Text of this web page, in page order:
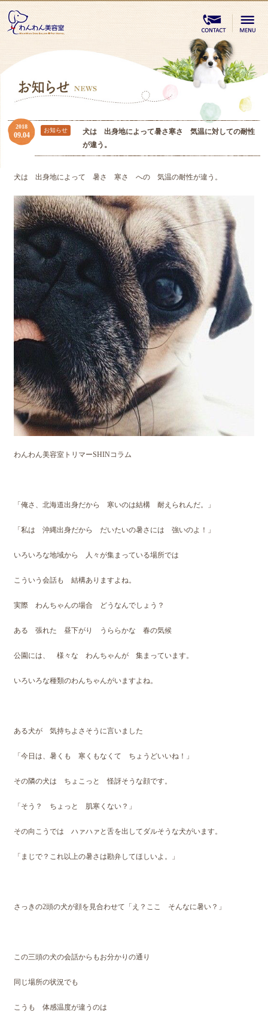
犬は 出身地によって暑さ寒さ 気温に対しての耐性
が違う。
2018
09.04
お知らせ
犬は 出身地によって 暑さ 寒さ への 気温の耐性が違う。
わんわん美容室トリマーSHINコラム
「俺さ、北海道出身だから 寒いのは結構 耐えられんだ。」
「私は 沖縄出身だから だいたいの暑さには 強いのよ！」
いろいろな地域から 人々が集まっている場所では
こういう会話も 結構ありますよね。
実際 わんちゃんの場合 どうなんでしょう？
ある 張れた 昼下がり うららかな 春の気候
公園には、 様々な わんちゃんが 集まっています。
いろいろな種類のわんちゃんがいますよね。
ある犬が 気持ちよさそうに言いました
「今日は、暑くも 寒くもなくて ちょうどいいね！」
その隣の犬は ちょこっと 怪訝そうな顔です。
「そう？ ちょっと 肌寒くない？」
その向こうでは ハァハァと舌を出してダルそうな犬がいます。
「まじで？これ以上の暑さは勘弁してほしいよ。」
さっきの2頭の犬が顔を見合わせて「え？ここ そんなに暑い？」
この三頭の犬の会話からもお分かりの通り
同じ場所の状況でも
こうも 体感温度が違うのは